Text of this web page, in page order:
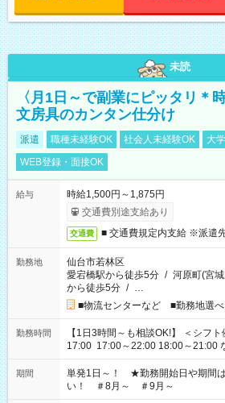
未読
〈月1日～で副業にピッタリ＊
文房具のカンタン仕分け
派遣 職種未経験OK 社会人未経験OK 大
WEB登録・面接OK
給与
時給1,500円～1,875円
交通費別途支給あり
交通費 ■ 交通費規定内支給 ※派遣
勤務地
仙台市若林区
愛宕橋駅から徒歩5分 / 河原町(宮
から徒歩5分 / …
■物流センターなど ■勤務地選
勤務時間
【1日3時間～も相談OK!】 ＜シフト例＞ 9:00～12:00 12:00～
17:00 17:00～22:00 18:00～21:00 など こちら以外の時
お気軽にご相談ください！
期間
単発1日～！ ★勤務開始日や期間
い！ ＃8月～ ＃9月～